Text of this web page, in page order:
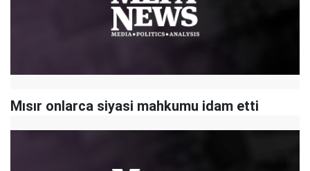
Mısır onlarca siyasi mahkumu idam etti